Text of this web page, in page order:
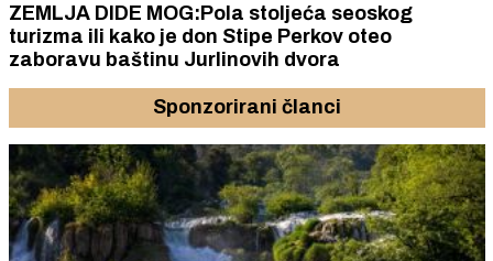
ZEMLJA DIDE MOG:Pola stoljeća seoskog
turizma ili kako je don Stipe Perkov oteo
zaboravu baštinu Jurlinovih dvora
Sponzorirani članci